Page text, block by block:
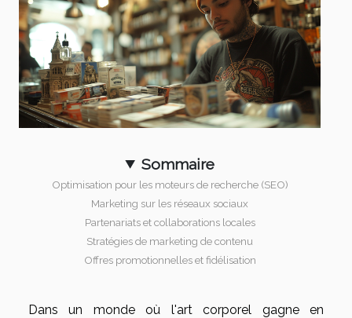
Sommaire
Optimisation pour les moteurs de recherche (SEO)
Marketing sur les réseaux sociaux
Partenariats et collaborations locales
Stratégies de marketing de contenu
Offres promotionnelles et fidélisation
Dans un monde où l'art corporel gagne en